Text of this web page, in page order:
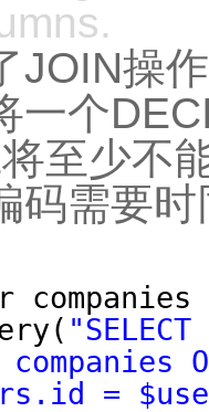
JOIN操
一个
至少不
码需要
=